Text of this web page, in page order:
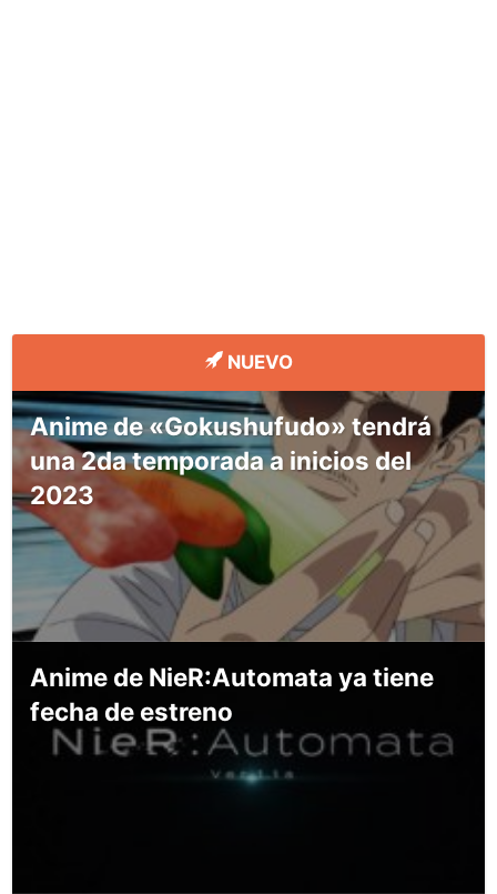
NUEVO
Anime de «Gokushufudo» tendrá
una 2da temporada a inicios del
2023
Anime de NieR:Automata ya tiene
fecha de estreno